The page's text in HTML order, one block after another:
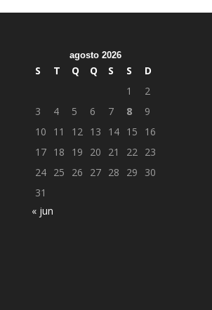
agosto 2026
S T Q Q S S
D
1
2
3
4 5 6 7 8
9
10
11 12 13 14 15
16
17 18 19 20 21 22 23
24 25 26 27 28 29
30
31
« jun